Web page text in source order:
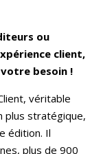
ou
client,
besoin !
véritable
plus stratégique,
édition. Il
plus de 900